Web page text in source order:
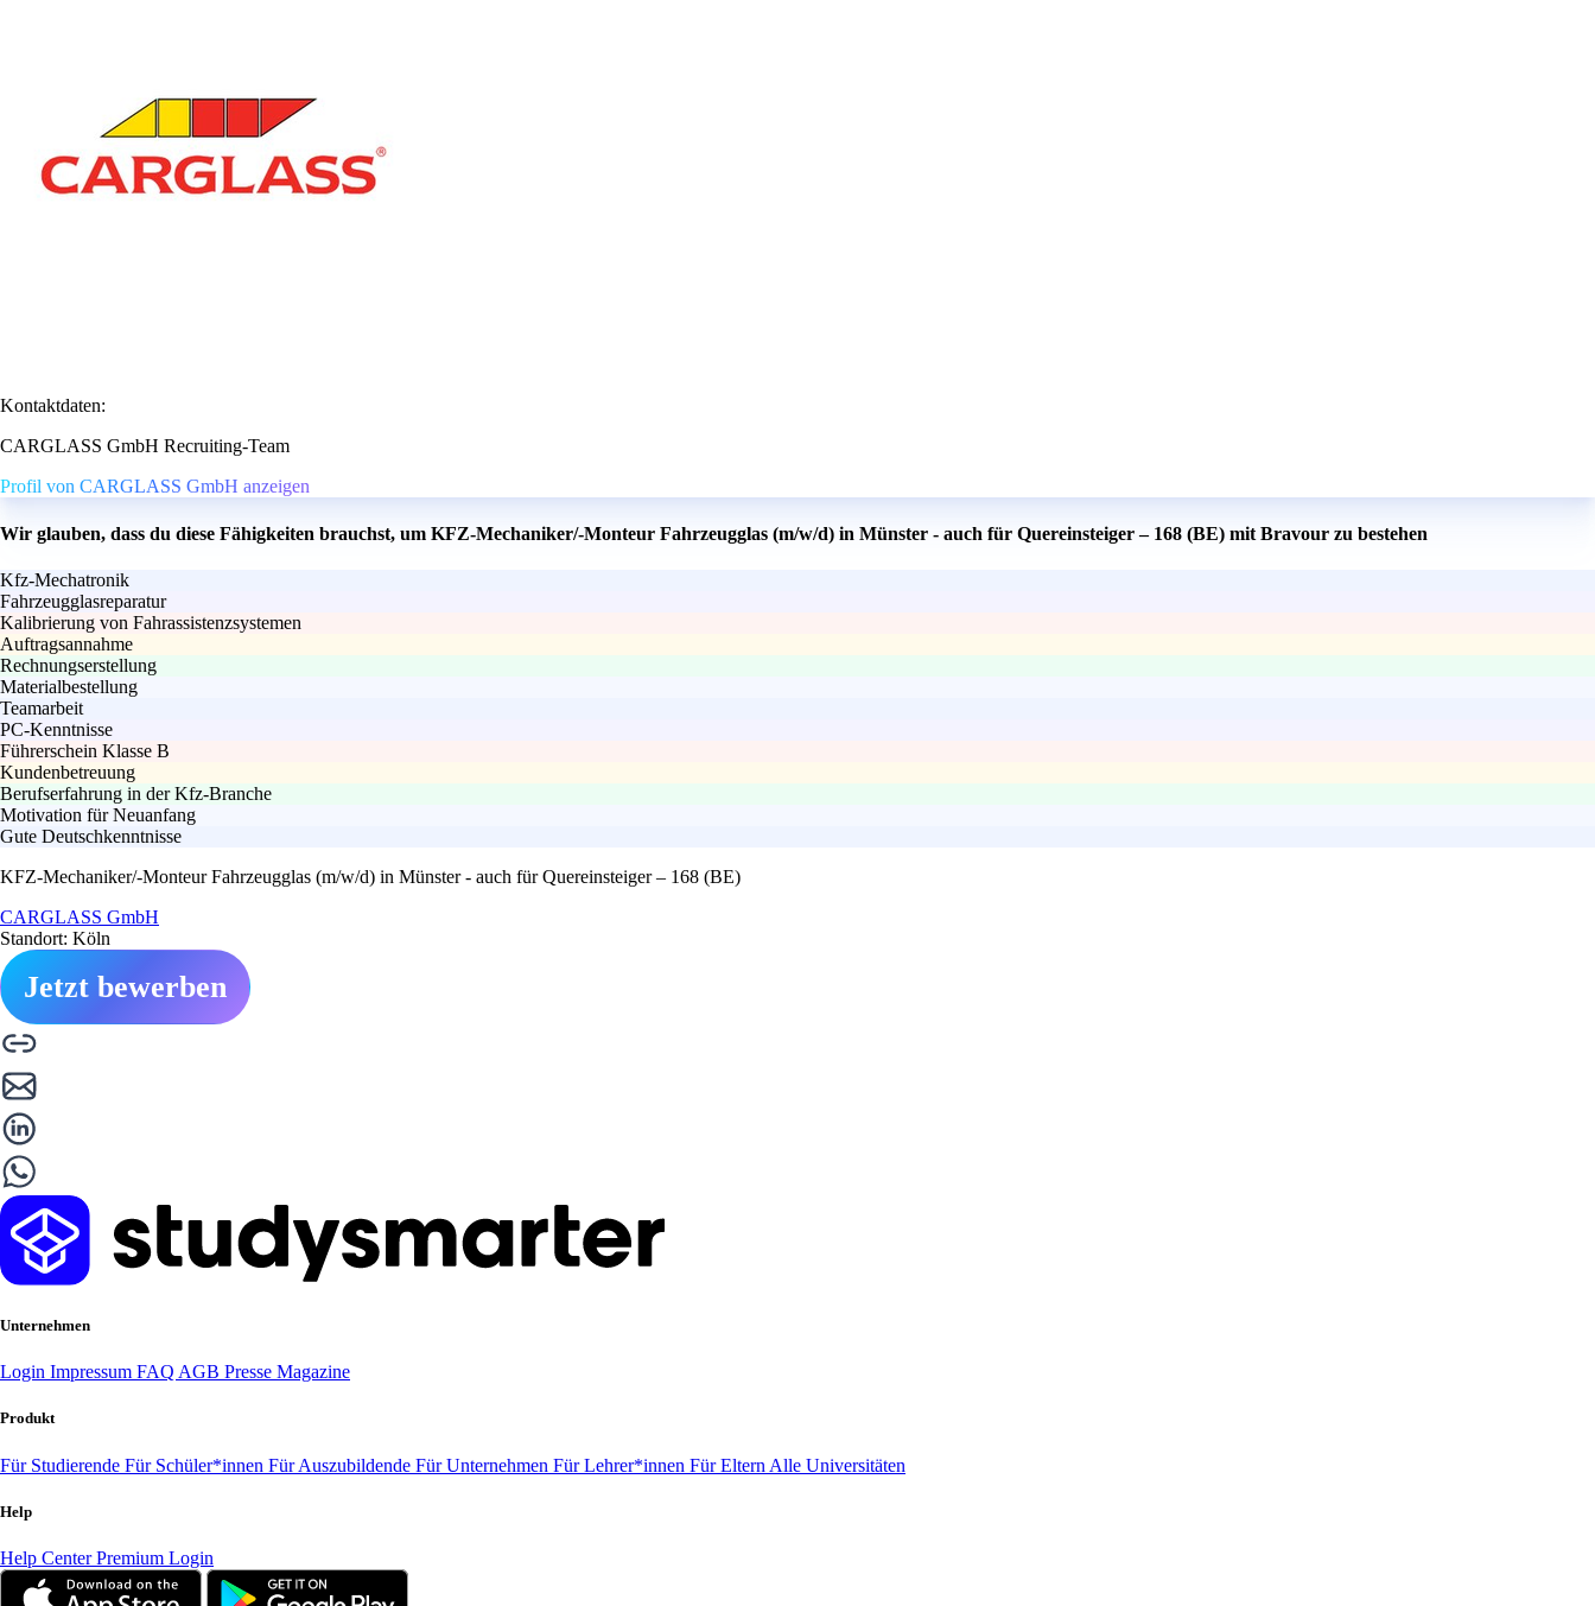
Kontaktdaten:
CARGLASS GmbH Recruiting-Team
Profil von CARGLASS GmbH anzeigen
Wir glauben, dass du diese Fähigkeiten brauchst, um KFZ-Mechaniker/-Monteur Fahrzeugglas (m/w/d) in Münster - auch für Quereinsteiger – 168 (BE) mit Bravour zu bestehen
Kfz-Mechatronik
Fahrzeugglasreparatur
Kalibrierung von Fahrassistenzsystemen
Auftragsannahme
Rechnungserstellung
Materialbestellung
Teamarbeit
PC-Kenntnisse
Führerschein Klasse B
Kundenbetreuung
Berufserfahrung in der Kfz-Branche
Motivation für Neuanfang
Gute Deutschkenntnisse
KFZ-Mechaniker/-Monteur Fahrzeugglas (m/w/d) in Münster - auch für Quereinsteiger – 168 (BE)
CARGLASS GmbH
Standort: Köln
Jetzt bewerben
Unternehmen
Login Impressum FAQ AGB Presse Magazine
Produkt
Für Studierende Für Schüler*innen Für Auszubildende Für Unternehmen Für Lehrer*innen Für Eltern Alle Universitäten
Help
Help CenterPremium Login